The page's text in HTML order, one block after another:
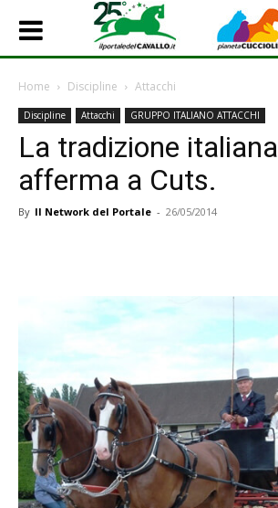
Home Discipline Attacchi
Discipline Attacchi GRUPPO ITALIANO ATTACCHI
La tradizione
afferma a Cuts.
By Il Network del Portale - 26/05/2014